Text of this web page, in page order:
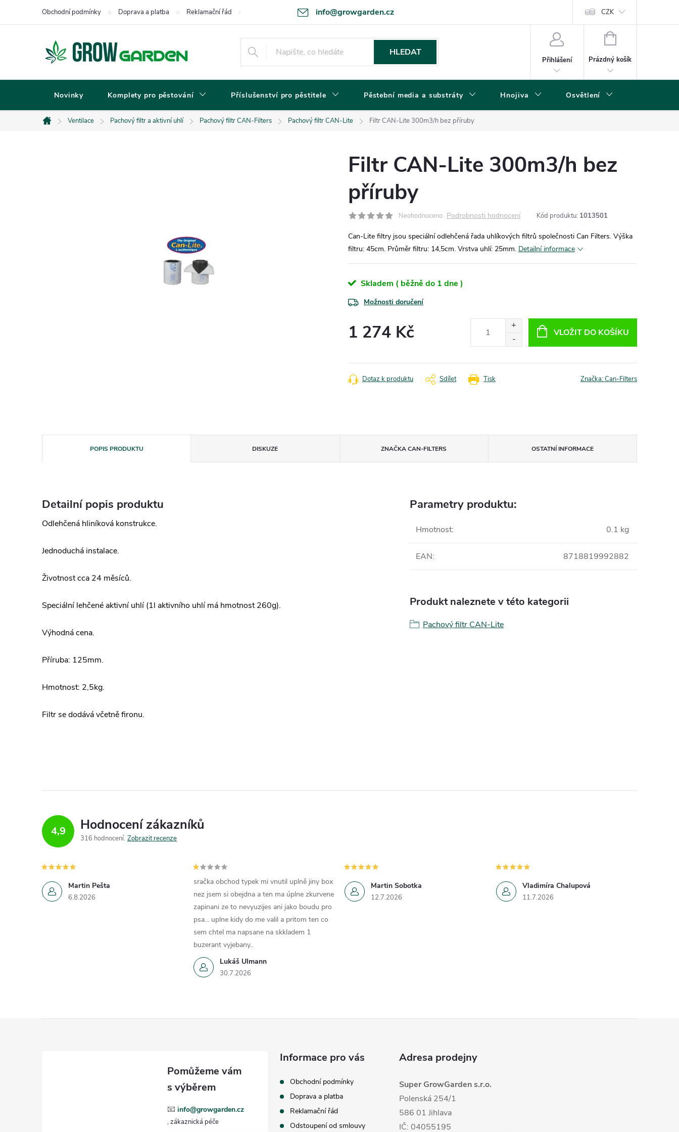
info@growgarden.cz
Obchodní podmínky Doprava a platba Reklamační řád Odstoupení od smlouvy Zásady ochrany osobních údajů a cookies CZK
HLEDAT
Přihlášení
NÁKUPNÍ
Prázdný košík
Novinky Komplety pro pěstování Příslušenství pro pěstitele Pěstební media a substráty Hnojiva Osvětlení
Domů
Ventilace Pachový filtr a aktivní uhlí Pachový filtr CAN-Filters Pachový filtr CAN-Lite Filtr CAN-Lite 300m3/h bez příruby
Filtr CAN-Lite 300m3/h bez
příruby
Neohodnoceno Podrobnosti hodnocení Kód produktu: 1013501
Can-Lite filtry jsou speciální odlehčená řada uhlíkových filtrů společnosti Can Filters. Výška
filtru: 45cm. Průměr filtru: 14,5cm. Vrstva uhlí: 25mm. Detailní informace
Skladem ( běžně do 1 dne )
Možnosti doručení
1 274 Kč VLOŽIT DO KOŠÍKU
Tisk
Dotaz k produktu Sdílet Značka:Can-Filters
POPIS PRODUKTU DISKUZE ZNAČKACAN-FILTERS OSTATNÍ INFORMACE
Detailní popis produktu
Odlehčená hliníková konstrukce.
Jednoduchá instalace.
Životnost cca 24 měsíců.
Speciální lehčené aktivní uhlí (1l aktivního uhlí má hmotnost 260g).
Výhodná cena.
Příruba: 125mm.
Hmotnost: 2,5kg.
Filtr se dodává včetně fironu.
Parametry produktu:
Hmotnost: 0.1 kg
EAN: 8718819992882
Produkt naleznete v této kategorii
Pachový filtr CAN-Lite
4,9 Hodnocení zákazníků
316 hodnocení Zobrazit recenze
Martin Pešta
6.8.2026
Lukáš Ulmann
30.7.2026
sračka obchod typek mi vnutil uplně jiny box
nez jsem si obejdna a ten ma úplne zkurvene
zapinani ze to nevyuzijes ani jako boudu pro
psa... uplne kidy do me valil a pritom ten co
sem chtel ma napsane na skkladem 1
buzerant vyjebany..
Martin Sobotka
12.7.2026
Vladimíra Chalupová
11.7.2026
📧 info@growgarden.cz
Informace pro vás
Obchodní podmínky
Doprava a platba
Reklamační řád
Odstoupení od smlouvy
Adresa prodejny
Super GrowGarden s.r.o.
Polenská 254/1
586 01 Jihlava
IČ: 04055195